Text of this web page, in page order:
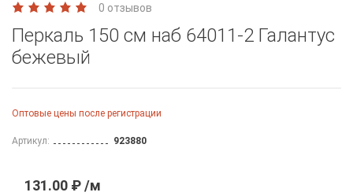
0 отзывов
Перкаль 150 см наб 64011-2 Галантус
бежевый
Оптовые цены после регистрации
Артикул: 923880
131.00 ₽ /м